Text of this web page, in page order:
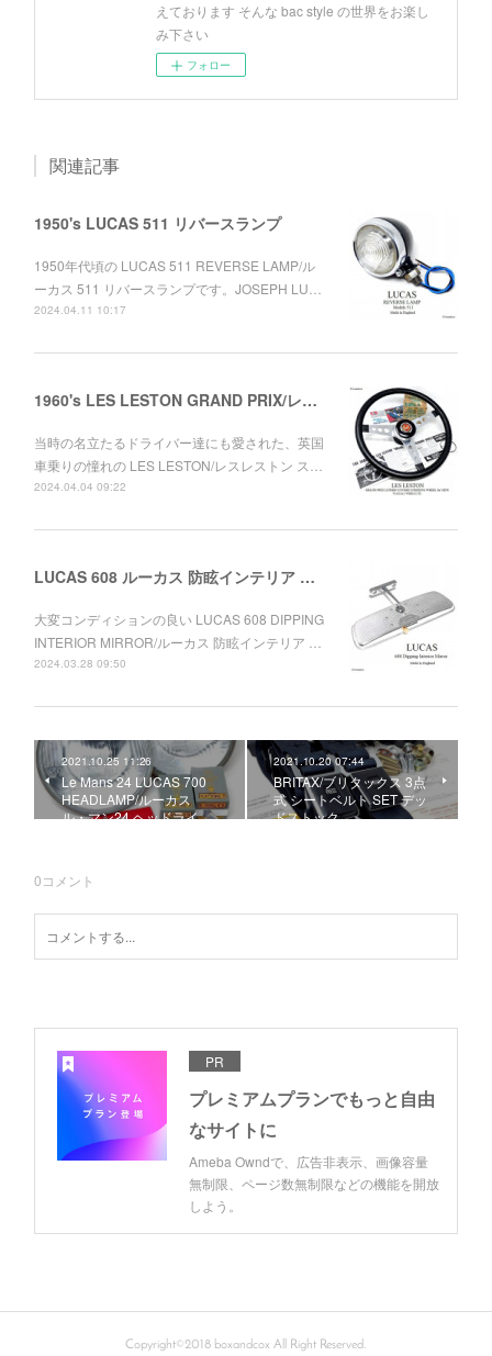
えております そんな bac style の世界をお楽し
み下さい
フォロー
関連記事
1950's LUCAS 511 リバースランプ
1950年代頃の LUCAS 511 REVERSE LAMP/ル
ーカス 511 リバースランプです。JOSEPH LU…
2024.04.11 10:17
1960's LES LESTON GRAND PRIX/レスレストン グランプリ レザーステアリング ミニ用セット デッドストック
当時の名立たるドライバー達にも愛された、英国
車乗りの憧れの LES LESTON/レスレストン ス…
2024.04.04 09:22
LUCAS 608 ルーカス 防眩インテリア ルームミラー ワークス MINI
大変コンディションの良い LUCAS 608 DIPPING
INTERIOR MIRROR/ルーカス 防眩インテリア …
2024.03.28 09:50
2021.10.25 11:26
Le Mans 24 LUCAS 700
HEADLAMP/ルーカス
ル・マン24 ヘッドライ…
2021.10.20 07:44
BRITAX/ブリタックス 3点
式 シートベルト SET デッ
ドストック
0コメント
PR
プレミアムプランでもっと自由
なサイトに
Ameba Owndで、広告非表示、画像容量
無制限、ページ数無制限などの機能を開放
しよう。
Copyright©2018 boxandcox All Right Reserved.